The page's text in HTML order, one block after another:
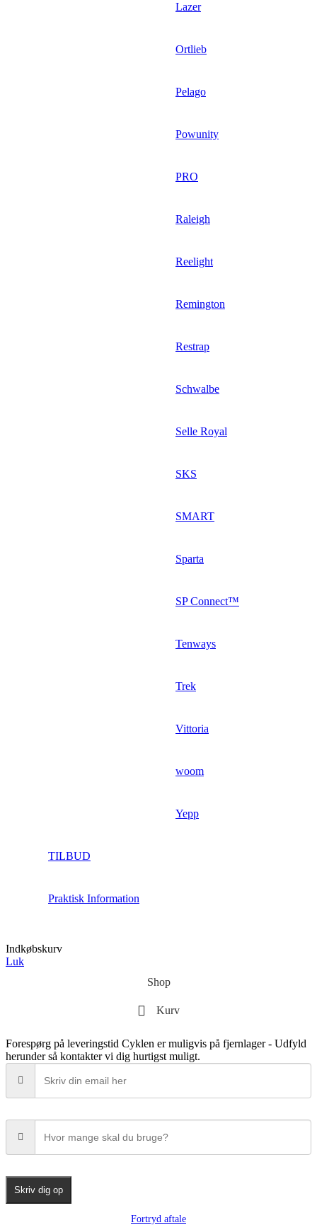
Lazer
Ortlieb
Pelago
Powunity
PRO
Raleigh
Reelight
Remington
Restrap
Schwalbe
Selle Royal
SKS
SMART
Sparta
SP Connect™
Tenways
Trek
Vittoria
woom
Yepp
TILBUD
Praktisk Information
Indkøbskurv
Luk
Shop
Kurv
Forespørg på leveringstid Cyklen er muligvis på fjernlager - Udfyld
herunder så kontakter vi dig hurtigst muligt.
Skriv dig op
Fortryd aftale